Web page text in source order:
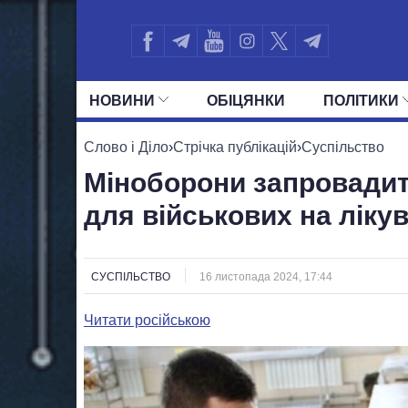
НОВИНИ ОБIЦЯНКИ ПОЛIТИКИ
УСІ ПОЛІТИКИ ПРЕЗИДЕНТ І ОФІС
Слово і Діло›Стрічка публікацій›Суспільство
Міноборони
для військових на
СУСПІЛЬСТВО 16 листопада 2024, 17:44
Читати російською